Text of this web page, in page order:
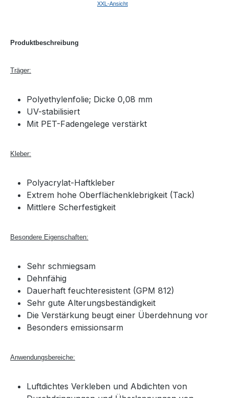
XXL-Ansicht
Produktbeschreibung
Träger:
Polyethylenfolie; Dicke 0,08 mm
UV-stabilisiert
Mit PET-Fadengelege verstärkt
Kleber:
Polyacrylat-Haftkleber
Extrem hohe Oberflächenklebrigkeit (Tack)
Mittlere Scherfestigkeit
Besondere Eigenschaften:
Sehr schmiegsam
Dehnfähig
Dauerhaft feuchteresistent (GPM 812)
Sehr gute Alterungsbeständigkeit
Die Verstärkung beugt einer Überdehnung vor
Besonders emissionsarm
Anwendungsbereiche:
Luftdichtes Verkleben und Abdichten von